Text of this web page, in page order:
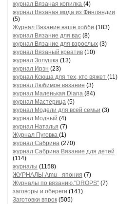
журнал Вязаная копилка (4)
журнал Вязаная мода из Финляндии
(5)
Журнал Вязание ваше хобби (183)
журнал Вязание для вас (8)
журнал Вязание для взрослых (3)
журнал Вязаный креатив (10)
журнал Золушка (13)
журнал Ирэн (23)
журнал Ксюша для тех, кто вяжет (11)
журнал Любимое вязание (3)
журнал Маленькая Diana (84)
журнал Мастерица (5)
журнал Модели для всей семьи (3)
журнал Модный (4)
журнал Наталья (7)
Журнал Пуговка (1)
журнал Сабрина (270)
журнал Сабрина Вязание для детей
(114)
журналы (1158)
ЖУРНАЛЫ Amu - япония (7)
Журналы по вязанию."DROPS" (7)
заговоры и обереги (141)
Заготовки впрок (505)